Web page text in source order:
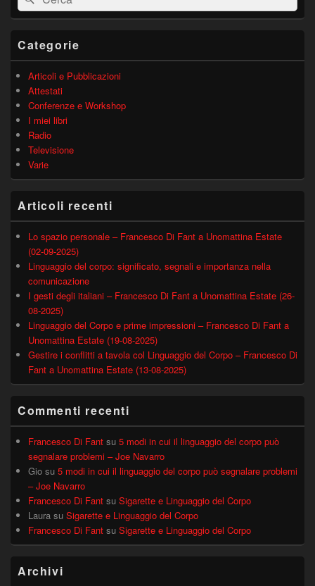
barra
Categorie
Articoli e Pubblicazioni
Attestati
Conferenze e Workshop
I miei libri
Radio
Televisione
Varie
Articoli recenti
Lo spazio personale – Francesco Di Fant a Unomattina Estate
(02-09-2025)
Linguaggio del corpo: significato, segnali e importanza nella
comunicazione
I gesti degli italiani – Francesco Di Fant a Unomattina Estate (26-
08-2025)
Linguaggio del Corpo e prime impressioni – Francesco Di Fant a
Unomattina Estate (19-08-2025)
Gestire i conflitti a tavola col Linguaggio del Corpo – Francesco Di
Fant a Unomattina Estate (13-08-2025)
Commenti recenti
Francesco Di Fant su 5 modi in cui il linguaggio del corpo può
segnalare problemi – Joe Navarro
Gio su 5 modi in cui il linguaggio del corpo può segnalare problemi
– Joe Navarro
Francesco Di Fant su Sigarette e Linguaggio del Corpo
Laura su Sigarette e Linguaggio del Corpo
Francesco Di Fant su Sigarette e Linguaggio del Corpo
Archivi